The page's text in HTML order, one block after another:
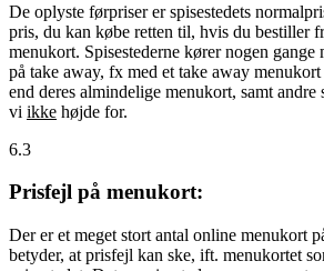
De oplyste førpriser er spisestedets
pris, du kan købe retten til, hvis du bestiller
menukort. Spisestederne kører nogen gange
på take away, fx med et take away
end deres almindelige menukort, samt
vi ikke højde for.
6.3
Prisfejl på menukort:
Der er et meget stort antal online menukort
betyder, at prisfejl kan ske, ift. menukortet